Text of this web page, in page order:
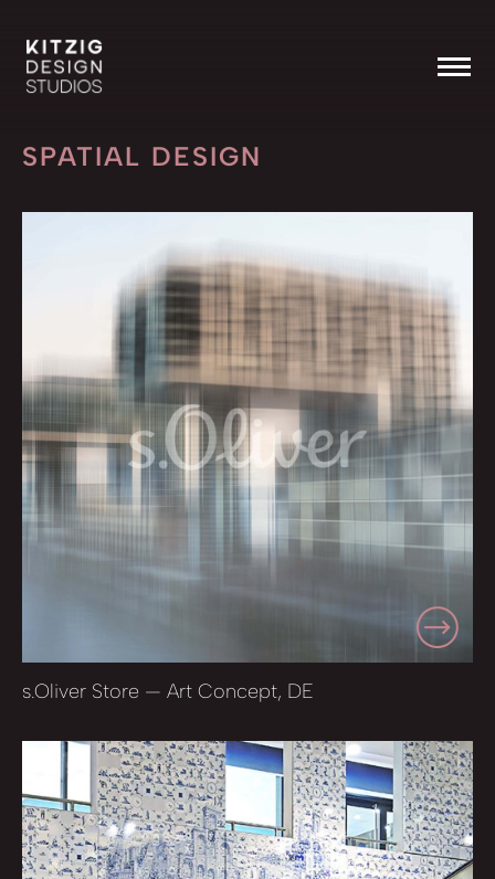
SPATIAL DESIGN
s.Oliver Store — Art Concept, DE